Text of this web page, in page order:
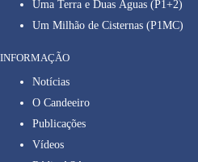
Uma Terra e Duas Águas (P1+2)
Um Milhão de Cisternas (P1MC)
INFORMAÇÃO
Notícias
O Candeeiro
Publicações
Vídeos